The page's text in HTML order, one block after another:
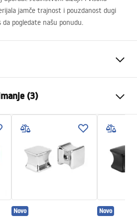
jamče trajnost i pouzdanost dugi
da pogledate našu ponudu.
Mjed, ABS
Jednoručna
Nadžbukni
Da
1350mm
(3)
Novo Novo